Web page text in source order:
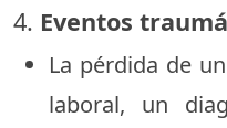
4. Eventos
La pérdida de
laboral, un